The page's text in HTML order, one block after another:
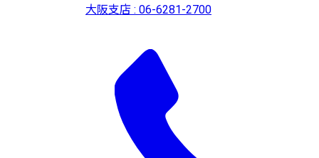
大阪支店 : 06-6281-2700